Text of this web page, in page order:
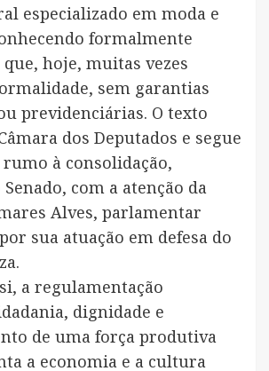
especializado em moda e
formalmente
hoje, muitas vezes
sem garantias
previdenciárias. O texto
dos Deputados e segue
à consolidação,
com a atenção da
Alves, parlamentar
sua atuação em defesa do
a regulamentação
dignidade e
de uma força produtiva
a economia e a cultura